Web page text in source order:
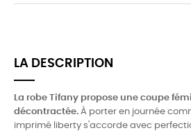
LA DESCRIPTION
La robe Tifany propose une coupe
décontractée. À porter en journée
imprimé liberty s'accorde avec